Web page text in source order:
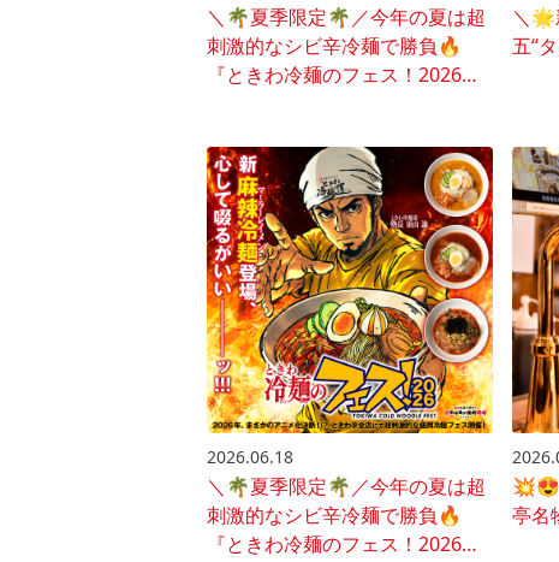
＼🌴夏季限定🌴／今年の夏は超
刺激的なシビ辛冷麺で勝負🔥
『ときわ冷麺のフェス！2026』
＼🌟
五“
2026.06.18
＼🌴夏季限定🌴／今年の夏は超
刺激的なシビ辛冷麺で勝負🔥
『ときわ冷麺のフェス！2026』
亭名